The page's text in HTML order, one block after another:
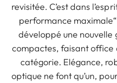
revisitée. C’est dans
performance
développé une nouvelle
compactes, faisant office
catégorie. Elégance,
optique ne font qu’un,